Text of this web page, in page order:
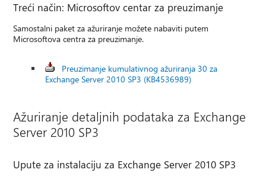
Treći način: Microsoftov centar za preuzimanje
Samostalni paket za ažuriranje možete nabaviti putem
Microsoftova centra za preuzimanje.
Preuzimanje kumulativnog ažuriranja 30 za
Exchange Server 2010 SP3 (KB4536989)
Ažuriranje detaljnih podataka za Exchange
Server 2010 SP3
Upute za instalaciju za Exchange Server 2010 SP3